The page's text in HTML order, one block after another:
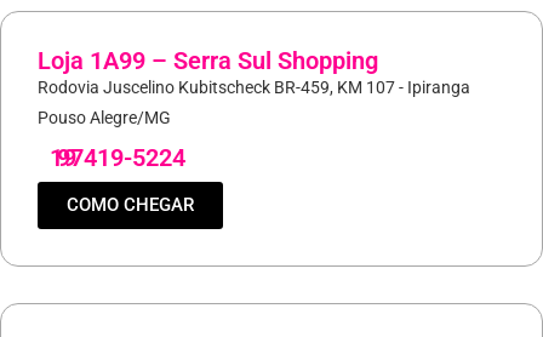
Loja 1A99 – Serra Sul Shopping
Rodovia Juscelino Kubitscheck BR-459, KM 107 - Ipiranga
Pouso Alegre/MG
19
97419-5224
COMO CHEGAR